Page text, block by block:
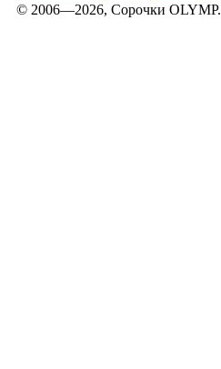
© 2006—2026, Сорочки OLYMP.